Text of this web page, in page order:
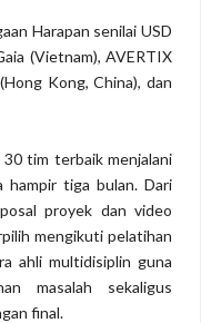
Harapan senilai USD
(Vietnam), AVERTIX
Kong, China), dan
tim terbaik menjalani
hampir tiga bulan. Dari
proyek dan video
mengikuti pelatihan
ahli multidisiplin guna
masalah sekaligus
final.